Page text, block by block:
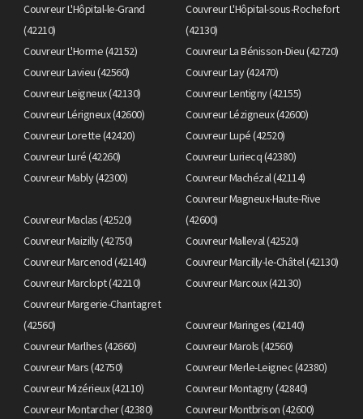
Couvreur L'Hôpital-le-Grand
(42210)
Couvreur L'Hôpital-sous-Rochefort
(42130)
Couvreur L'Horme (42152)
Couvreur La Bénisson-Dieu (42720)
Couvreur Lavieu (42560)
Couvreur Lay (42470)
Couvreur Leigneux (42130)
Couvreur Lentigny (42155)
Couvreur Lérigneux (42600)
Couvreur Lézigneux (42600)
Couvreur Lorette (42420)
Couvreur Lupé (42520)
Couvreur Luré (42260)
Couvreur Luriecq (42380)
Couvreur Mably (42300)
Couvreur Machézal (42114)
Couvreur Maclas (42520)
Couvreur Magneux-Haute-Rive
(42600)
Couvreur Maizilly (42750)
Couvreur Malleval (42520)
Couvreur Marcenod (42140)
Couvreur Marcilly-le-Châtel (42130)
Couvreur Marclopt (42210)
Couvreur Marcoux (42130)
Couvreur Margerie-Chantagret
(42560)
Couvreur Maringes (42140)
Couvreur Marlhes (42660)
Couvreur Marols (42560)
Couvreur Mars (42750)
Couvreur Merle-Leignec (42380)
Couvreur Mizérieux (42110)
Couvreur Montagny (42840)
Couvreur Montarcher (42380)
Couvreur Montbrison (42600)